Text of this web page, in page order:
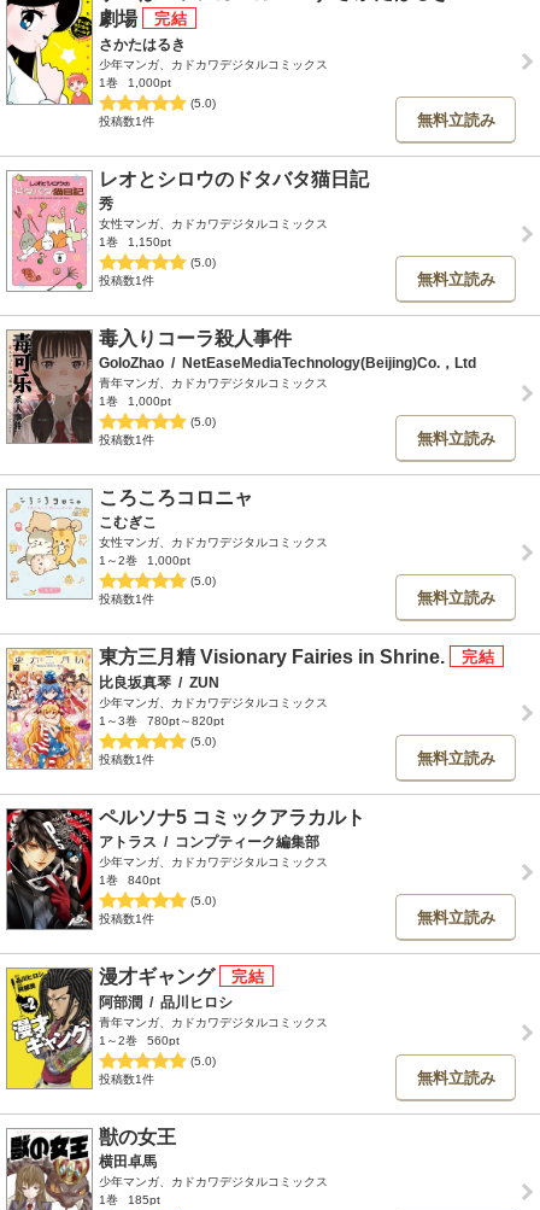
劇場
さかたはるき
少年マンガ、カドカワデジタルコミックス
1巻
1,000pt
(5.0)
投稿数1件
無料立読み
レオとシロウのドタバタ猫日記
秀
女性マンガ、カドカワデジタルコミックス
1巻
1,150pt
(5.0)
投稿数1件
無料立読み
毒入りコーラ殺人事件
GoloZhao / NetEaseMediaTechnology(Beijing)Co.，Ltd
青年マンガ、カドカワデジタルコミックス
1巻
1,000pt
(5.0)
投稿数1件
無料立読み
ころころコロニャ
こむぎこ
女性マンガ、カドカワデジタルコミックス
1～2巻
1,000pt
(5.0)
投稿数1件
無料立読み
東方三月精 Visionary Fairies in Shrine.
比良坂真琴 / ZUN
少年マンガ、カドカワデジタルコミックス
1～3巻
780pt～820pt
(5.0)
投稿数1件
無料立読み
ペルソナ5 コミックアラカルト
アトラス / コンプティーク編集部
少年マンガ、カドカワデジタルコミックス
1巻
840pt
(5.0)
投稿数1件
無料立読み
漫才ギャング
阿部潤 / 品川ヒロシ
青年マンガ、カドカワデジタルコミックス
1～2巻
560pt
(5.0)
投稿数1件
無料立読み
獣の女王
横田卓馬
少年マンガ、カドカワデジタルコミックス
1巻
185pt